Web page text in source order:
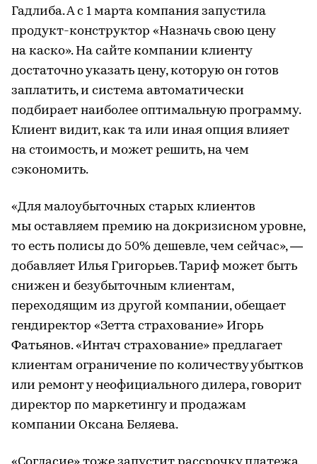
Гадлиба. А с 1 марта компания запустила
продукт-конструктор «Назначь свою цену
на каско». На сайте компании клиенту
достаточно указать цену, которую он готов
заплатить, и система автоматически
подбирает наиболее оптимальную программу.
Клиент видит, как та или иная опция влияет
на стоимость, и может решить, на чем
сэкономить.
«Для малоубыточных старых клиентов
мы оставляем премию на докризисном уровне,
то есть полисы до 50% дешевле, чем сейчас», —
добавляет Илья Григорьев. Тариф может быть
снижен и безубыточным клиентам,
переходящим из другой компании, обещает
гендиректор «Зетта страхование» Игорь
Фатьянов. «Интач страхование» предлагает
клиентам ограничение по количеству убытков
или ремонт у неофициального дилера, говорит
директор по маркетингу и продажам
компании Оксана Беляева.